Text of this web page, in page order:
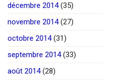
décembre 2014(35)
novembre 2014(27)
octobre 2014(31)
septembre 2014(33)
août 2014(28)